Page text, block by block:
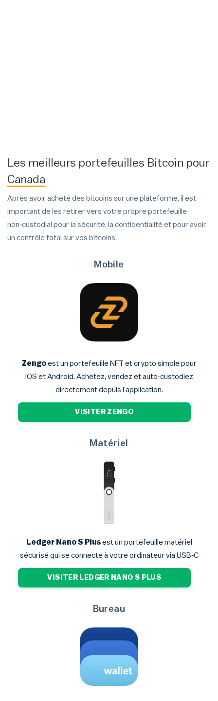
Les meilleurs portefeuilles Bitcoin pour
Canada
Après avoir acheté des bitcoins sur une plateforme, il est
important de les retirer vers votre propre portefeuille
non‑custodial pour la sécurité, la confidentialité et pour avoir
un contrôle total sur vos bitcoins.
Mobile
Zengoest un portefeuille NFT et crypto simple pour
iOS et Android. Achetez, vendez et auto‑custodiez
directement depuis l'application.
VISITER ZENGO
Matériel
Ledger Nano S Plusest un portefeuille matériel
sécurisé qui se connecte à votre ordinateur via USB‑C
VISITER LEDGER NANO S PLUS
Bureau